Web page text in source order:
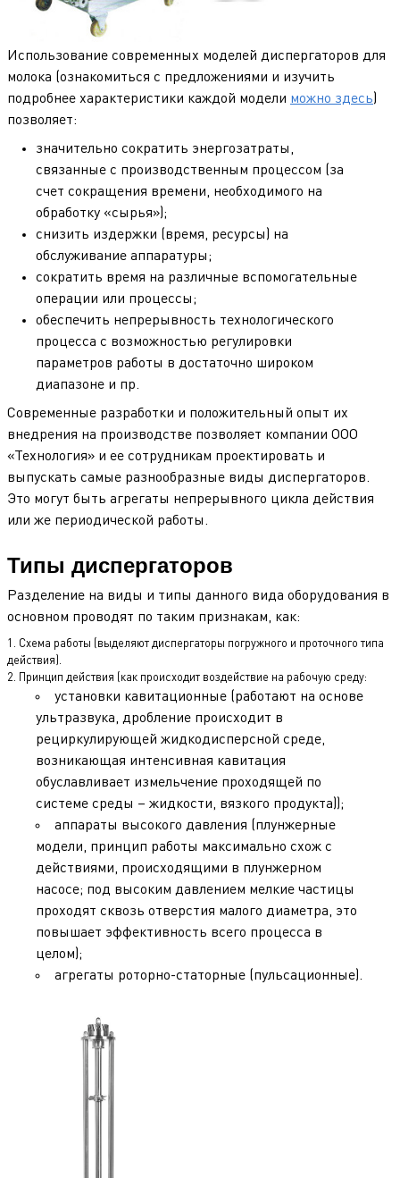
Использование современных моделей диспергаторов для
молока (ознакомиться с предложениями и изучить
подробнее характеристики каждой модели можно здесь)
позволяет:
значительно сократить энергозатраты,
связанные с производственным процессом (за
счет сокращения времени, необходимого на
обработку «сырья»);
снизить издержки (время, ресурсы) на
обслуживание аппаратуры;
сократить время на различные вспомогательные
операции или процессы;
обеспечить непрерывность технологического
процесса с возможностью регулировки
параметров работы в достаточно широком
диапазоне и пр.
Современные разработки и положительный опыт их
внедрения на производстве позволяет компании ООО
«Технология» и ее сотрудникам проектировать и
выпускать самые разнообразные виды диспергаторов.
Это могут быть агрегаты непрерывного цикла действия
или же периодической работы.
Типы диспергаторов
Разделение на виды и типы данного вида оборудования в
основном проводят по таким признакам, как:
Схема работы (выделяют диспергаторы погружного и проточного типа
действия).
Принцип действия (как происходит воздействие на рабочую среду:
установки кавитационные (работают на основе
ультразвука, дробление происходит в
рециркулирующей жидкодисперсной среде,
возникающая интенсивная кавитация
обуславливает измельчение проходящей по
системе среды – жидкости, вязкого продукта));
аппараты высокого давления (плунжерные
модели, принцип работы максимально схож с
действиями, происходящими в плунжерном
насосе; под высоким давлением мелкие частицы
проходят сквозь отверстия малого диаметра, это
повышает эффективность всего процесса в
целом);
агрегаты роторно-статорные (пульсационные).